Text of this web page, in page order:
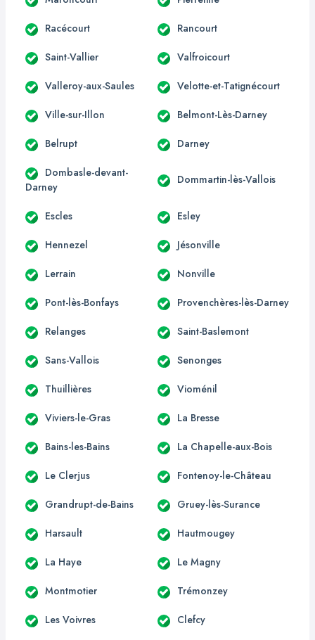
Racécourt Rancourt
Saint-Vallier Valfroicourt
Valleroy-aux-Saules Velotte-et-Tatignécourt
Ville-sur-Illon Belmont-Lès-Darney
Belrupt Darney
Dombasle-devant-
Darney
Dommartin-lès-Vallois
Escles Esley
Hennezel Jésonville
Lerrain Nonville
Pont-lès-Bonfays Provenchères-lès-Darney
Relanges Saint-Baslemont
Sans-Vallois Senonges
Thuillières Vioménil
Viviers-le-Gras La Bresse
Bains-les-Bains La Chapelle-aux-Bois
Le Clerjus Fontenoy-le-Château
Grandrupt-de-Bains Gruey-lès-Surance
Harsault Hautmougey
La Haye Le Magny
Montmotier Trémonzey
Les Voivres Clefcy